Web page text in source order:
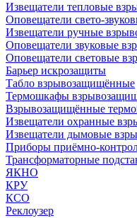
Извещатели тепловые
Оповещатели свето-
Извещатели ручные
Оповещатели звуковые
Оповещатели световые
Барьер искрозащиты
Табло взрывозащищённые
Термошкафы
Взрывозащищённые
Извещатели охранные
Извещатели дымовые
Приборы приёмно-
Трансформаторные
ЯКНО
КРУ
КСО
Реклоузер